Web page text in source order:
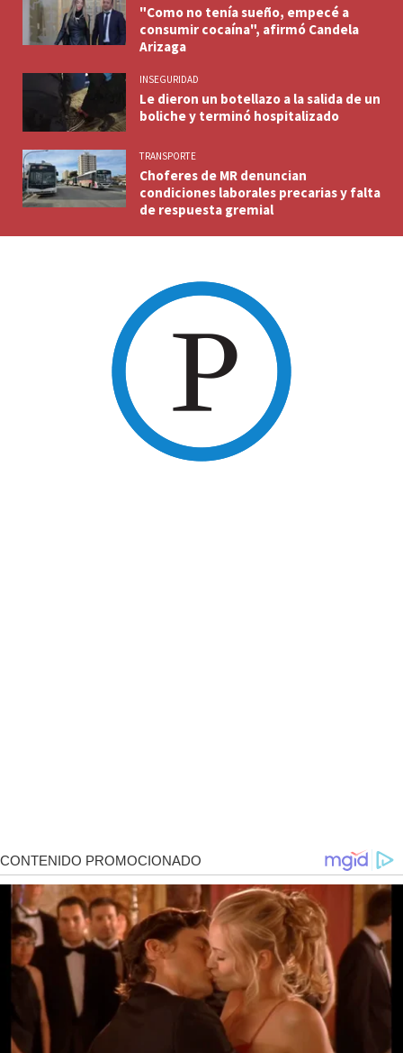
"Como no tenía sueño, empecé a
consumir cocaína", afirmó Candela
Arizaga
INSEGURIDAD
Le dieron un botellazo a la salida de un
boliche y terminó hospitalizado
TRANSPORTE
Choferes de MR denuncian
condiciones laborales precarias y falta
de respuesta gremial